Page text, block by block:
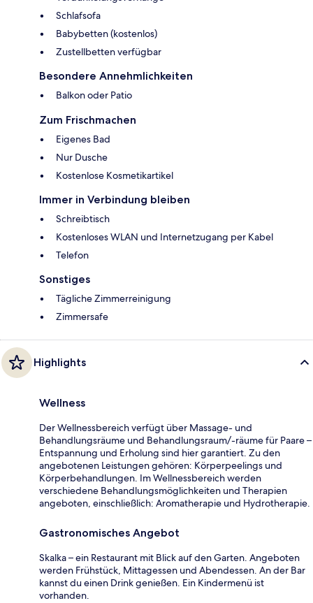
Schlafsofa
Babybetten (kostenlos)
Zustellbetten verfügbar
Besondere Annehmlichkeiten
Balkon oder Patio
Zum Frischmachen
Eigenes Bad
Nur Dusche
Kostenlose Kosmetikartikel
Immer in Verbindung bleiben
Schreibtisch
Kostenloses WLAN und Internetzugang per Kabel
Telefon
Sonstiges
Tägliche Zimmerreinigung
Zimmersafe
Highlights
Wellness
Der Wellnessbereich verfügt über Massage- und
Behandlungsräume und Behandlungsraum/-räume für Paare –
Entspannung und Erholung sind hier garantiert. Zu den
angebotenen Leistungen gehören: Körperpeelings und
Körperbehandlungen. Im Wellnessbereich werden
verschiedene Behandlungsmöglichkeiten und Therapien
angeboten, einschließlich: Aromatherapie und Hydrotherapie.
Gastronomisches Angebot
Skalka – ein Restaurant mit Blick auf den Garten. Angeboten
werden Frühstück, Mittagessen und Abendessen. An der Bar
kannst du einen Drink genießen. Ein Kindermenü ist
vorhanden.